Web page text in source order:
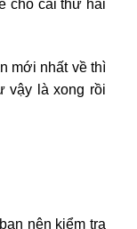
cho cái thứ hai
mới nhất về thì
vậy là xong rồi
nên kiểm tra